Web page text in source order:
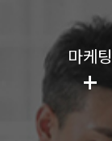
마케팅
+